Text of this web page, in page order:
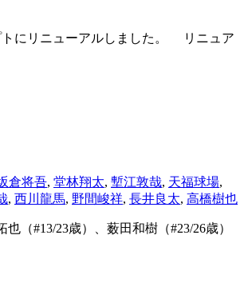
トにリニューアルしました。 リニュア
倉将吾, 堂林翔太, 塹江敦哉, 天福球場,
, 西川龍馬, 野間峻祥, 長井良太, 高橋樹也
#13/23歳）、薮田和樹（#23/26歳）